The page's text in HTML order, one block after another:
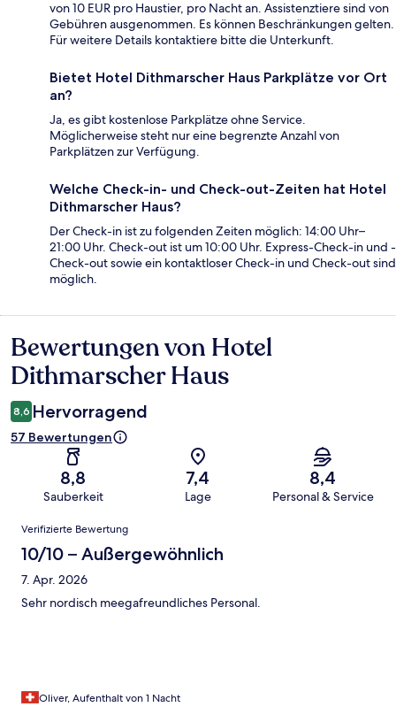
von 10 EUR pro Haustier, pro Nacht an. Assistenztiere sind von
Gebühren ausgenommen. Es können Beschränkungen gelten.
Für weitere Details kontaktiere bitte die Unterkunft.
Bietet Hotel Dithmarscher Haus Parkplätze vor Ort
an?
Ja, es gibt kostenlose Parkplätze ohne Service.
Möglicherweise steht nur eine begrenzte Anzahl von
Parkplätzen zur Verfügung.
Welche Check-in- und Check-out-Zeiten hat Hotel
Dithmarscher Haus?
Der Check-in ist zu folgenden Zeiten möglich: 14:00 Uhr–
21:00 Uhr. Check-out ist um 10:00 Uhr. Express-Check-in und -
Check-out sowie ein kontaktloser Check-in und Check-out sind
möglich.
Bewertungen
Bewertungen von Hotel
Dithmarscher Haus
8,6 Hervorragend
57 Bewertungen
8,8
Sauberkeit
7,4
Lage
8,4
Personal & Service
Bewertungen
Verifizierte Bewertung
10/10 – Außergewöhnlich
7. Apr. 2026
Sehr nordisch meegafreundliches Personal.
Oliver, Aufenthalt von 1 Nacht